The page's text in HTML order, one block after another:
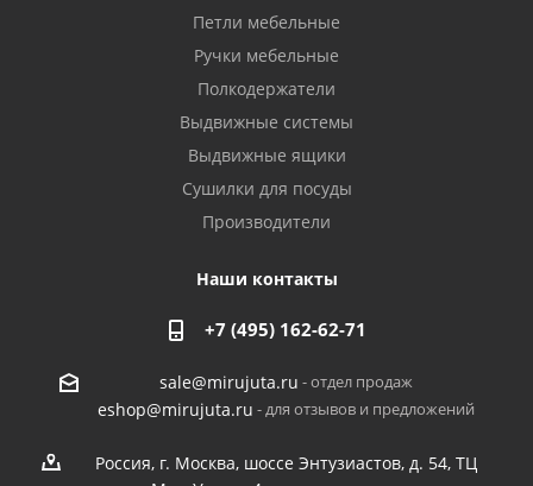
Петли мебельные
Ручки мебельные
Полкодержатели
Выдвижные системы
Выдвижные ящики
Сушилки для посуды
Производители
Наши контакты
+7 (495) 162-62-71
sale@mirujuta.ru - отдел продаж
eshop@mirujuta.ru - для отзывов и предложений
Россия, г. Москва, шоссе Энтузиастов, д. 54, ТЦ